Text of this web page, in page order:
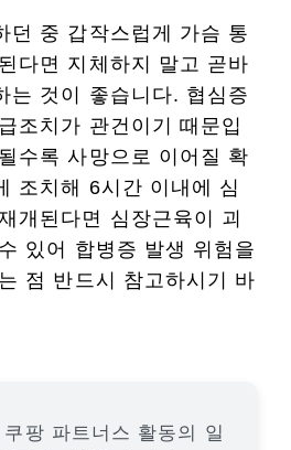
던 중 갑작스럽게 가슴 통
다면 지체하지 말고 곧바
는 것이 좋습니다. 협심증
조치가 관건이기 때문입
수록 사망으로 이어질 확
조치해 6시간 이내에 심
개된다면 심장근육이 괴
있어 합병증 발생 위험을
점 반드시 참고하시기 바
팡 파트너스 활동의 일